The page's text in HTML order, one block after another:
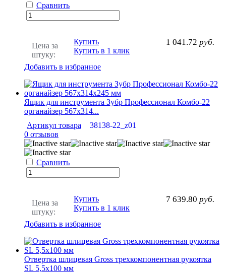
Сравнить
Цена за
штуку:
1 041.72 руб.
Купить
Купить в 1 клик
Добавить в избранное
Ящик для инструмента Зубр Профессионал Комбо-22
органайзер 567х314...
Артикул товара
38138-22_z01
0 отзывов
Сравнить
Цена за
штуку:
7 639.80 руб.
Купить
Купить в 1 клик
Добавить в избранное
Отвертка шлицевая Gross трехкомпонентная рукоятка
SL 5,5x100 мм